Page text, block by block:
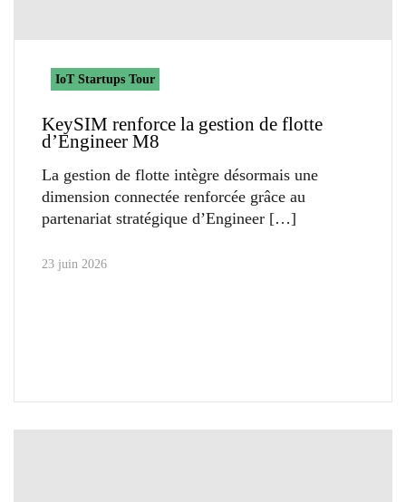
IoT Startups Tour
KeySIM renforce la gestion de flotte
d’Engineer M8
La gestion de flotte intègre désormais une
dimension connectée renforcée grâce au
partenariat stratégique d’Engineer
23 juin 2026